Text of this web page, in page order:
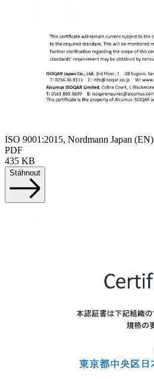
ISO 9001:2015, Nordmann Japan (EN)
PDF
435 KB
Stáhnout